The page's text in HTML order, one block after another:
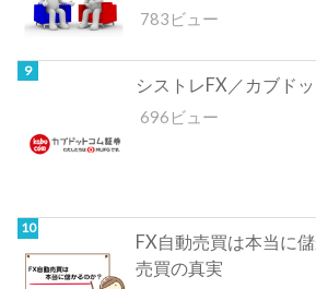
783ビュー
シストレFX／カブド
696ビュー
FX自動売買は本当に
売買の真実